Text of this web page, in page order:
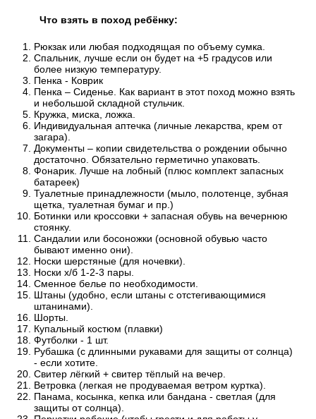
Что взять в поход ребёнку:
Рюкзак или любая подходящая по объему сумка.
Спальник, лучше если он будет на +5 градусов или
более низкую температуру.
Пенка - Коврик
Пенка – Сиденье. Как вариант в этот поход можно взять
и небольшой складной стульчик.
Кружка, миска, ложка.
Индивидуальная аптечка (личные лекарства, крем от
загара).
Документы – копии свидетельства о рождении обычно
достаточно. Обязательно герметично упаковать.
Фонарик. Лучше на лобный (плюс комплект запасных
батареек)
Туалетные принадлежности (мыло, полотенце, зубная
щетка, туалетная бумаг и пр.)
Ботинки или кроссовки + запасная обувь на вечернюю
стоянку.
Сандалии или босоножки (основной обувью часто
бывают именно они).
Носки шерстяные (для ночевки).
Носки х/б 1-2-3 пары.
Сменное белье по необходимости.
Штаны (удобно, если штаны с отстегивающимися
штанинами).
Шорты.
Купальный костюм (плавки)
Футболки - 1 шт.
Рубашка (с длинными рукавами для защиты от солнца)
- если хотите.
Свитер лёгкий + свитер тёплый на вечер.
Ветровка (легкая не продуваемая ветром куртка).
Панама, косынка, кепка или бандана - светлая (для
защиты от солнца).